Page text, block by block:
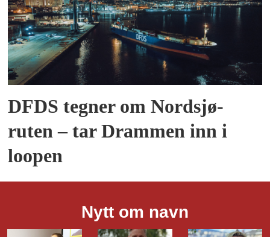
DFDS tegner om Nordsjø-
ruten – tar Drammen inn i
loopen
Nytt om navn